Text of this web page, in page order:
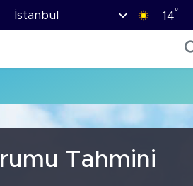
İstanbul 14°
Tahmini